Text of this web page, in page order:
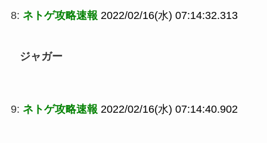
8: ネトゲ攻略速報 2022/02/16(水) 07:14:32.313
ジャガー
9: ネトゲ攻略速報 2022/02/16(水) 07:14:40.902